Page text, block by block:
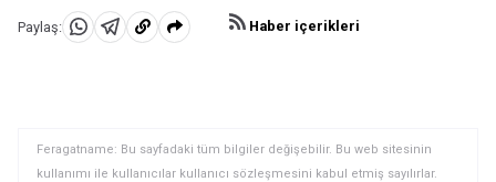
Paylaş:
WhatsApp'da
Telegram'da
Panoya
Haber içerikleri
Feragatname: Bu sayfadaki tüm bilgiler değişebilir. Bu web sitesinin
kullanımı ile kullanıcılar kullanıcı sözleşmesini kabul etmiş sayılırlar.